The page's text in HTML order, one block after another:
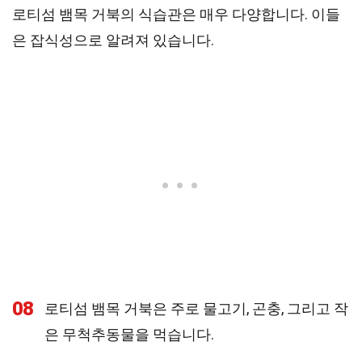
로티섬 뱀목 거북의 식습관은 매우 다양합니다. 이들
은 잡식성으로 알려져 있습니다.
08
로티섬 뱀목 거북은 주로 물고기, 곤충, 그리고 작
은 무척추동물을 먹습니다.